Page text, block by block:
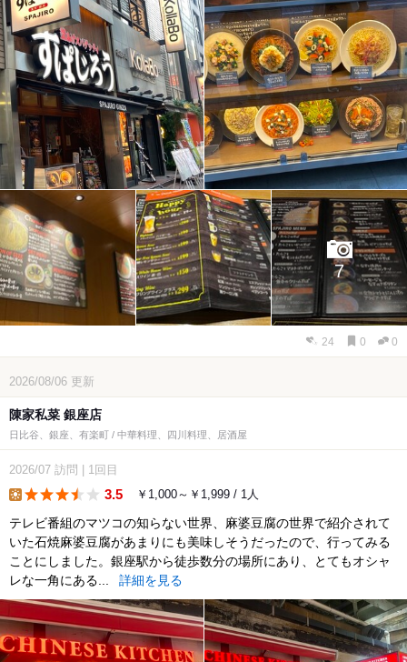
7
24 0 0
2026/08/06 更新
陳家私菜 銀座店
日比谷、銀座、有楽町 / 中華料理、四川料理、居酒屋
2026/07 訪問 1回目
3.5 ￥1,000～￥1,999 / 1人
テレビ番組のマツコの知らない世界、麻婆豆腐の世界で紹介されて
いた石焼麻婆豆腐があまりにも美味しそうだったので、行ってみる
ことにしました。銀座駅から徒歩数分の場所にあり、とてもオシャ
レな一角にある...
詳細を見る